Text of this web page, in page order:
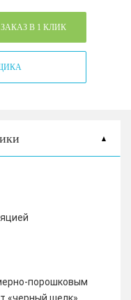
ЗАКАЗ В 1 КЛИК
порошковым